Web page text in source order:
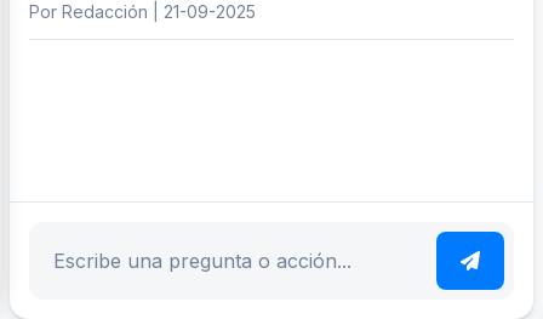
Por Redacción | 21-09-2025
Escribe tu pregunta